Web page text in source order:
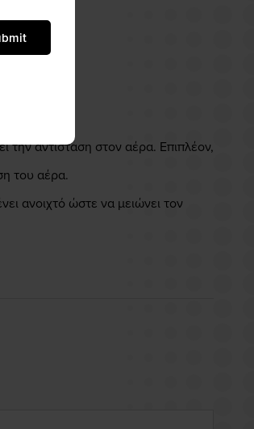
την αντίσταση στον αέρα. Επιπλέον,
του αέρα.
ανοιχτό ώστε να μειώνει τον